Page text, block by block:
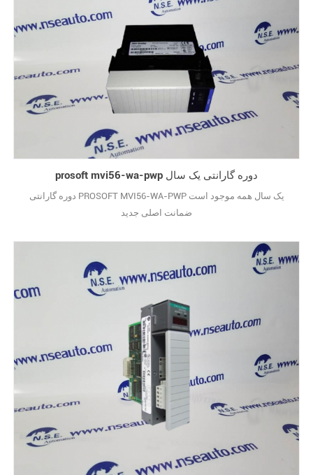
prosoft mvi56-wa-pwp دوره گارانتی یک سال
دوره گارانتی PROSOFT MVI56-WA-PWP یک سال همه موجود است
ضمانت اصلی جدید